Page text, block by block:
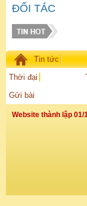
ĐỐI TÁC
Tin tức
Thời đại
Gửi bài
Website thành lập 01/